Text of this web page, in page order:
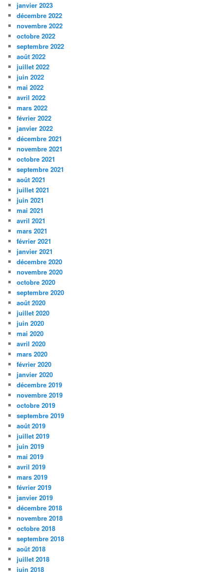
janvier 2023
décembre 2022
novembre 2022
octobre 2022
septembre 2022
août 2022
juillet 2022
juin 2022
mai 2022
avril 2022
mars 2022
février 2022
janvier 2022
décembre 2021
novembre 2021
octobre 2021
septembre 2021
août 2021
juillet 2021
juin 2021
mai 2021
avril 2021
mars 2021
février 2021
janvier 2021
décembre 2020
novembre 2020
octobre 2020
septembre 2020
août 2020
juillet 2020
juin 2020
mai 2020
avril 2020
mars 2020
février 2020
janvier 2020
décembre 2019
novembre 2019
octobre 2019
septembre 2019
août 2019
juillet 2019
juin 2019
mai 2019
avril 2019
mars 2019
février 2019
janvier 2019
décembre 2018
novembre 2018
octobre 2018
septembre 2018
août 2018
juillet 2018
juin 2018